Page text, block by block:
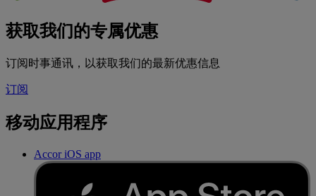
获取我们的专属优惠
订阅时事通讯，以获取我们的最新优惠信息
订阅
移动应用程序
Accor iOS app